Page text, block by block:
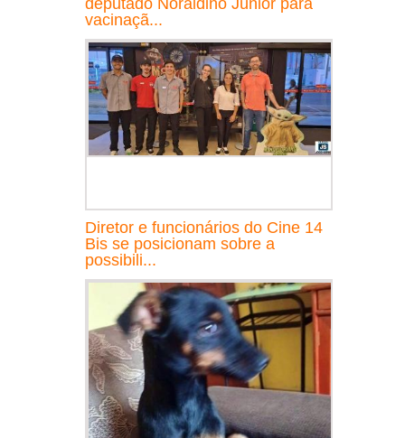
vacinaçã...
Diretor e funcionários do Cine 14
Bis se posicionam sobre a
possibili...